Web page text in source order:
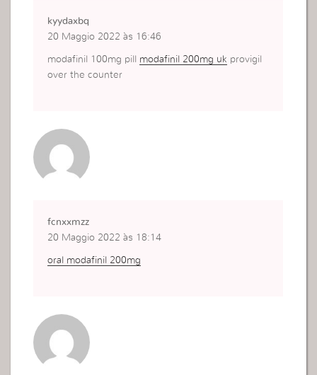
kyydaxbq
20 Maggio 2022 às 16:46
modafinil 100mg pill modafinil 200mg uk provigil
over the counter
fcnxxmzz
20 Maggio 2022 às 18:14
oral modafinil 200mg